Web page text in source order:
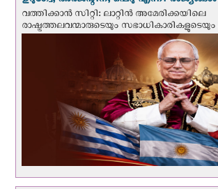
വത്തിക്കാന്‍ സിറ്റി: ലാറ്റിന്‍ അമേരിക്കയിലെ
രാഷ്ട്രത്തലവന്മാരുടെയും